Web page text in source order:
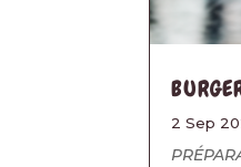
2 Sep